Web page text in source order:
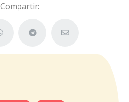
Compartir: